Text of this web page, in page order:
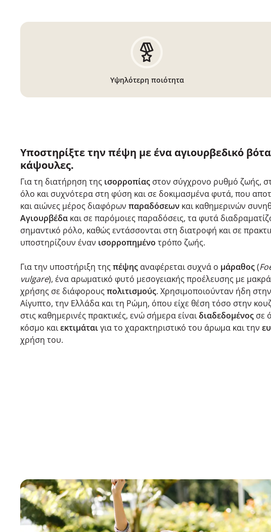
Υψηλότερη ποιότητα
Υποστηρίξτε την πέψη με ένα αγιουρβεδικό
κάψουλες.
Για τη διατήρηση της ισορροπίας στον σύγχρονο ρυθμό ζωής,
όλο και συχνότερα στη φύση και σε δοκιμασμένα φυτά, που
και αιώνες μέρος διαφόρων παραδόσεων και καθημερινών
Αγιουρβέδα και σε παρόμοιες παραδόσεις, τα φυτά
σημαντικό ρόλο, καθώς εντάσσονται στη διατροφή και σε
υποστηρίζουν έναν ισορροπημένο τρόπο ζωής.
Για την υποστήριξη τηςπέψης αναφέρεται συχνά ο μάραθος(
vulgare), ένα αρωματικό φυτό μεσογειακής προέλευσης με μακρά
χρήσης σε διάφορουςπολιτισμούς. Χρησιμοποιούνταν ήδη
Αίγυπτο, την Ελλάδα και τη Ρώμη, όπου είχε θέση τόσο στην
στις καθημερινές πρακτικές, ενώ σήμερα είναιδιαδεδομένος σε
κόσμο καιεκτιμάταιγια το χαρακτηριστικό του άρωμα και την
χρήση του.